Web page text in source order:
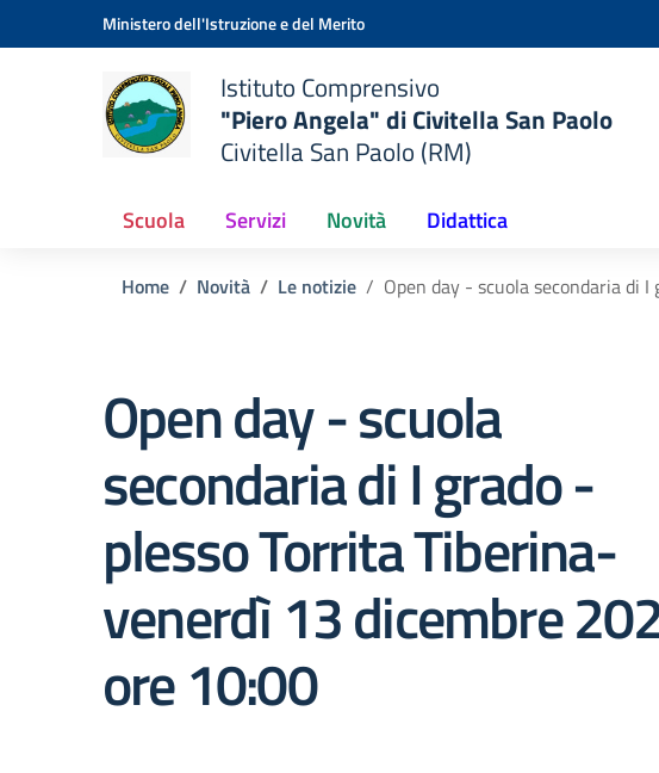
Vai ai contenuti
Vai al menu di navigazioneMinistero dell'Istruzione e del Merito
Istituto Comprensivo
"Piero Angela" di Civitella San Paolo
Civitella San Paolo (RM)
Scuola Servizi Novità Didattica
Home Novità Le notizie Open day - scuola secondaria di
Open day - scuola
secondaria di I grado -
plesso Torrita Tiberina-
venerdì 13 dicembre
ore 10:00